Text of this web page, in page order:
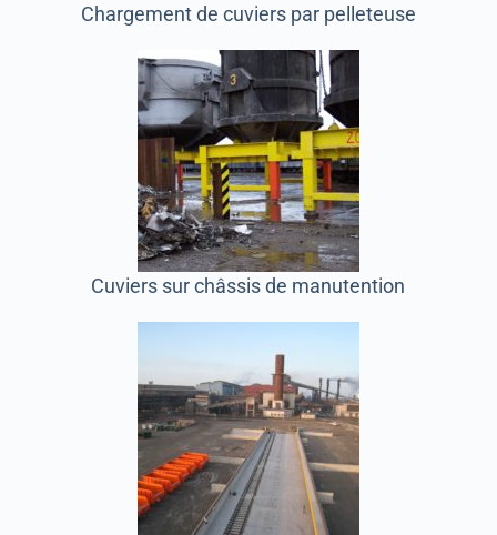
Chargement de cuviers par pelleteuse
Cuviers sur châssis de manutention